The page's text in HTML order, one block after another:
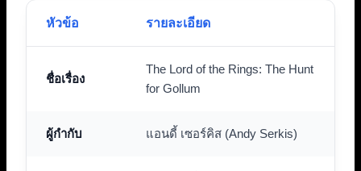
หัวข้อ รายละเอียด
ชื่อเรื่อง
The Lord of the Rings: The Hunt
for Gollum
ผู้กำกับ แอนดี้ เซอร์คิส (Andy Serkis)